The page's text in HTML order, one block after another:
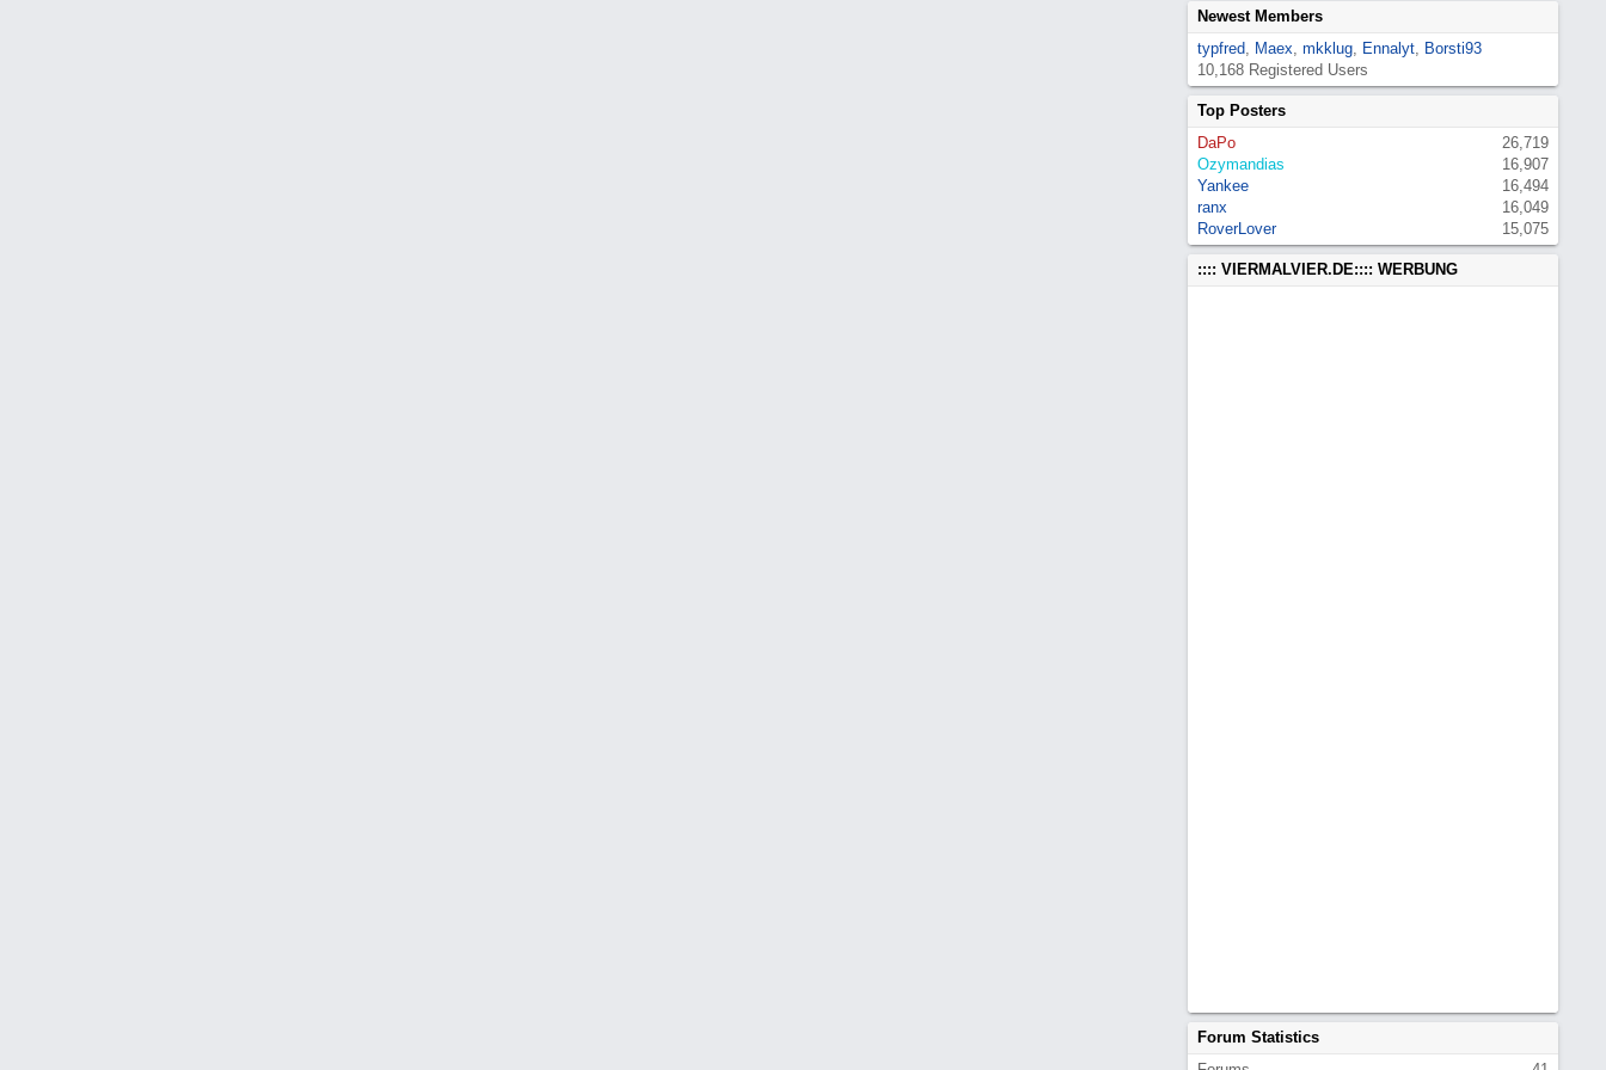
Newest Members
typfred, Maex, mkklug, Ennalyt, Borsti93
10,168 Registered Users
Top Posters
DaPo
26,719
Ozymandias
16,907
Yankee
16,494
ranx
16,049
RoverLover
15,075
:::: VIERMALVIER.DE:::: WERBUNG
Forum Statistics